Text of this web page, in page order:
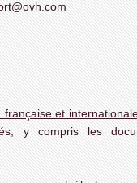
et
y compris les